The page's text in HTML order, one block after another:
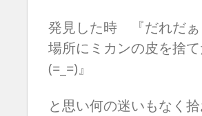
発見した時 『だれだぁ
場所にミカンの皮を捨
(=_=)』
と思い何の迷いもなく